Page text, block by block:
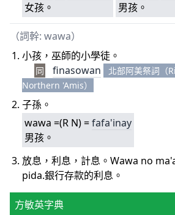
女孩。
男孩。
（詞幹: wawa）
小孩，巫師的小學徒。
同 finasowan
北部阿美祭詞（
Northern 'Amis）
子孫。
wawa =(R N) =fafa'inay
男孩。
放息，利息，計息。Wawa no
pida.銀行存款的利息。
方敏英字典